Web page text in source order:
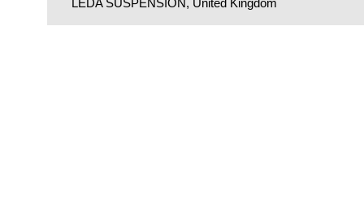
LEDA SUSPENSION, United Kingdom